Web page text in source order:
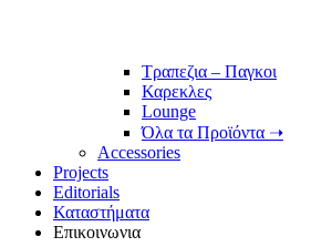
Τραπεζια – Παγκοι
Καρεκλες
Lounge
Όλα τα Προϊόντα ➝
Accessories
Projects
Editorials
Καταστήματα
Επικοινωνια